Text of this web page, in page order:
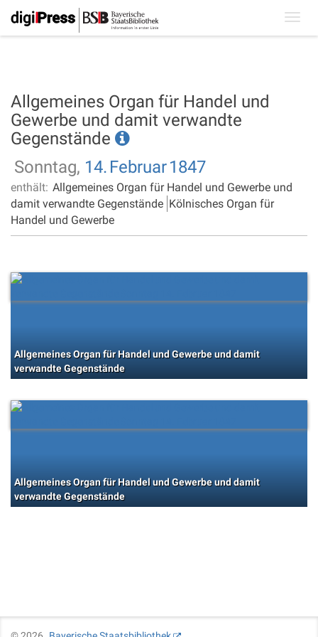
Allgemeines Organ für Handel und
Gewerbe und damit verwandte
Gegenstände
Sonntag, 14. Februar1847
enthält: Allgemeines Organ für Handel und Gewerbe und
damit verwandte Gegenstände Kölnisches Organ für
Handel und Gewerbe
Allgemeines Organ für Handel und Gewerbe und damit
verwandte Gegenstände
Allgemeines Organ für Handel und Gewerbe und damit
verwandte Gegenstände